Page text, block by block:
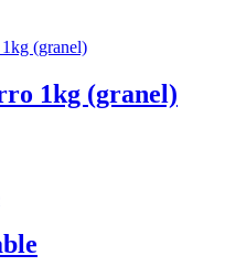
1kg (granel)